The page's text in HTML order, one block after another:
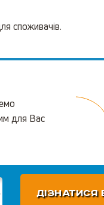
споживачів.
для Вас
ДІЗНАТИСЯ